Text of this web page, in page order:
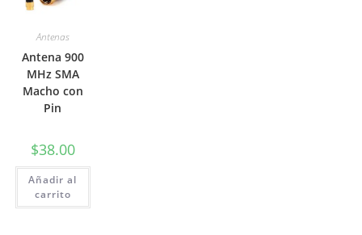
Antenas
Antena 900
MHz SMA
Macho con
Pin
$38.00
Añadir al
carrito